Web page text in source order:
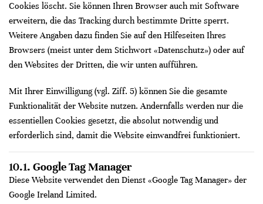
Cookies löscht. Sie können Ihren Browser auch mit Software
erweitern, die das Tracking durch bestimmte Dritte sperrt.
Weitere Angaben dazu finden Sie auf den Hilfeseiten Ihres
Browsers (meist unter dem Stichwort «Datenschutz») oder auf
den Websites der Dritten, die wir unten aufführen.
Mit Ihrer Einwilligung (vgl. Ziff. 5) können Sie die gesamte
Funktionalität der Website nutzen. Andernfalls werden nur die
essentiellen Cookies gesetzt, die absolut notwendig und
erforderlich sind, damit die Website einwandfrei funktioniert.
10.1. Google Tag Manager
Diese Website verwendet den Dienst «Google Tag Manager» der
Google Ireland Limited.